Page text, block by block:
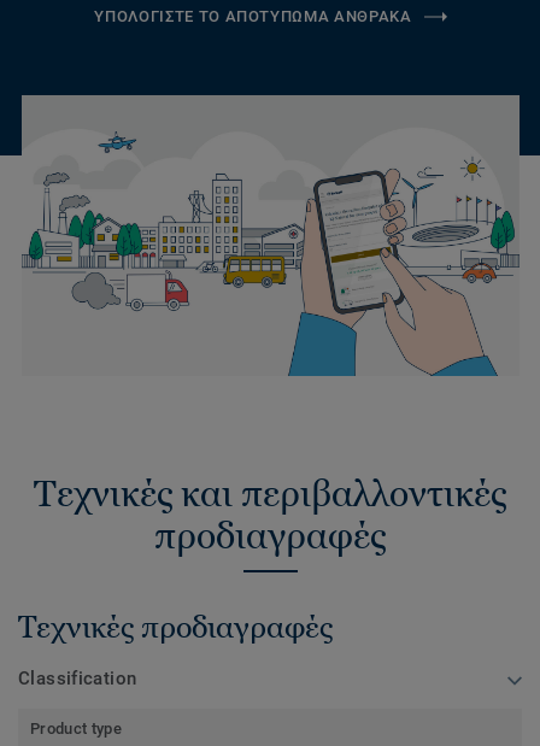
ΥΠΟΛΟΓΙΣΤΕ ΤΟ ΑΠΟΤΥΠΩΜΑ ΑΝΘΡΑΚΑ
Τεχνικές και περιβαλλοντικές
προδιαγραφές
Τεχνικές προδιαγραφές
Classification
Product type